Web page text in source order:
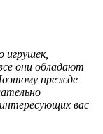
игрушек,
они обладают
прежде
вас